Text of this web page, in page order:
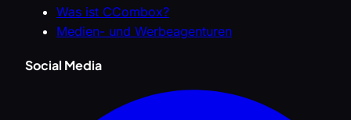
Was ist CCombox?
Medien- und Werbeagenturen
Social Media